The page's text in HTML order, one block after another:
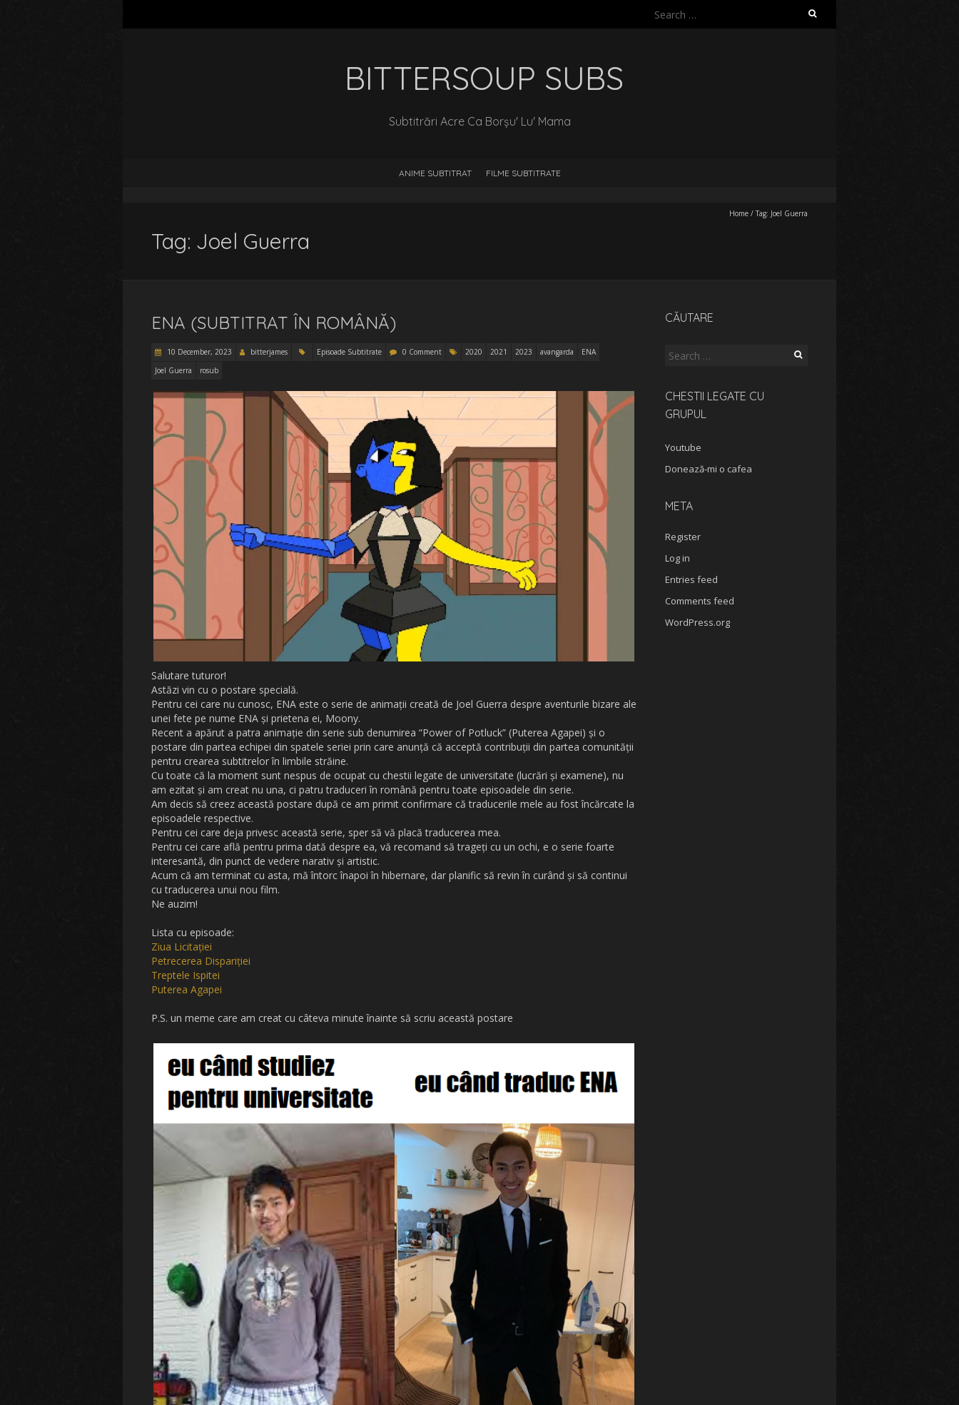
Search
‎ BITTERSOUP SUBS
Subtitrări Acre Ca Borșu' Lu' Mama
ANIME SUBTITRAT FILME SUBTITRATE
Home / Tag: Joel Guerra
Tag: Joel Guerra
ENA (SUBTITRAT ÎN ROMÂNĂ)
10 December, 2023 bitterjames Episoade Subtitrate 0 Comment 2020 2021 2023 avangarda
ENA
Joel Guerra
rosub
Salutare tuturor!
Astăzi vin cu o postare specială.
Pentru cei care nu cunosc, ENA este o serie de animații creată de Joel Guerra despre aventurile bizare ale
unei fete pe nume ENA și prietena ei, Moony.
Recent a apărut a patra animație din serie sub denumirea “Power of Potluck” (Puterea Agapei) și o
postare din partea echipei din spatele seriei prin care anunță că acceptă contribuții din partea comunității
pentru crearea subtitrelor în limbile străine.
Cu toate că la moment sunt nespus de ocupat cu chestii legate de universitate (lucrări și examene), nu
am ezitat și am creat nu una, ci patru traduceri în română pentru toate episoadele din serie.
Am decis să creez această postare după ce am primit confirmare că traducerile mele au fost încărcate la
episoadele respective.
Pentru cei care deja privesc această serie, sper să vă placă traducerea mea.
Pentru cei care află pentru prima dată despre ea, vă recomand să trageți cu un ochi, e o serie foarte
interesantă, din punct de vedere narativ și artistic.
Acum că am terminat cu asta, mă întorc înapoi în hibernare, dar planific să revin în curând și să continui
cu traducerea unui nou film.
Ne auzim!
Lista cu episoade:
Ziua Licitației
Petrecerea Dispariției
Treptele Ispitei
Puterea Agapei
P.S. un meme care am creat cu câteva minute înainte să scriu această postare
CĂUTARE
Search
CHESTII LEGATE CU
GRUPUL
Youtube
Donează-mi o cafea
META
Register
Log in
Entries feed
Comments feed
WordPress.org